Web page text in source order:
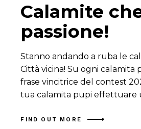
Calamite
passione!
Stanno andando a ruba le
Città vicina! Su ogni calamita
frase vincitrice del contest
tua calamita pupi effettuare
FIND OUT MORE